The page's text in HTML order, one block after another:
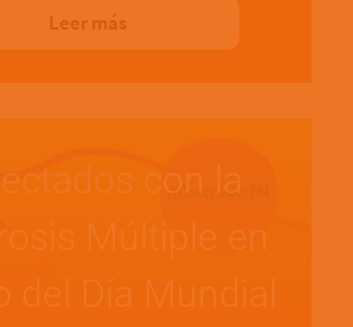
Leer más
con la
Múltiple en
del Día Mundial